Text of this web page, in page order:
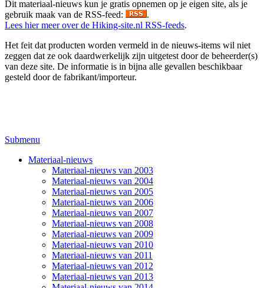
Dit materiaal-nieuws kun je gratis opnemen op je eigen site, als je
gebruik maak van de RSS-feed:
.
Lees hier meer over de Hiking-site.nl RSS-feeds.
Het feit dat producten worden vermeld in de nieuws-items wil niet
zeggen dat ze ook daardwerkelijk zijn uitgetest door de beheerder(s)
van deze site. De informatie is in bijna alle gevallen beschikbaar
gesteld door de fabrikant/importeur.
Submenu
Materiaal-nieuws
Materiaal-nieuws van 2003
Materiaal-nieuws van 2004
Materiaal-nieuws van 2005
Materiaal-nieuws van 2006
Materiaal-nieuws van 2007
Materiaal-nieuws van 2008
Materiaal-nieuws van 2009
Materiaal-nieuws van 2010
Materiaal-nieuws van 2011
Materiaal-nieuws van 2012
Materiaal-nieuws van 2013